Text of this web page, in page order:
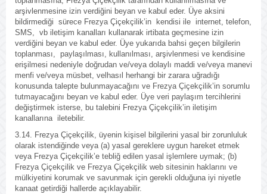
arşivlenmesine izin verdiğini beyan ve kabul eder. Üye aksini
bildirmediği sürece Frezya Çiçekçilik’in kendisi ile internet, telefon,
SMS, vb iletişim kanalları kullanarak irtibata geçmesine izin
verdiğini beyan ve kabul eder. Üye yukarıda bahsi geçen bilgilerin
toplanması, paylaşılması, kullanılması, arşivlenmesi ve kendisine
erişilmesi nedeniyle doğrudan ve/veya dolaylı maddi ve/veya manevi
menfi ve/veya müsbet, velhasıl herhangi bir zarara uğradığı
konusunda talepte bulunmayacağını ve Frezya Çiçekçilik’in sorumlu
tutmayacağını beyan ve kabul eder. Üye veri paylaşım tercihlerini
değiştirmek isterse, bu talebini Frezya Çiçekçilik’in iletişim
kanallarına iletebilir.
3.14. Frezya Çiçekçilik, üyenin kişisel bilgilerini yasal bir zorunluluk
olarak istendiğinde veya (a) yasal gereklere uygun hareket etmek
veya Frezya Çiçekçilik’e tebliğ edilen yasal işlemlere uymak; (b)
Frezya Çiçekçilik ve Frezya Çiçekçilik web sitesinin haklarını ve
mülkiyetini korumak ve savunmak için gerekli olduğuna iyi niyetle
kanaat getirdiği hallerde açıklayabilir.